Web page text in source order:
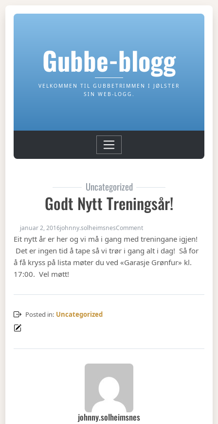
Gubbe-blogg
VELKOMMEN TIL GUBBETRIMMEN I JØLSTER
SIN WEB-LOGG.
Uncategorized
Godt Nytt Treningsår!
januar 2, 2016johnny.solheimsnesCommenton Godt nytt treningsår!
Eit nytt år er her og vi må i gang med treningane igjen!
Det er ingen tid å tape så vi trør i gang alt i dag! Så for
å få kryss på lista møter du ved «Garasje Grønfur» kl.
17:00. Vel møtt!
Posted in: Uncategorized
johnny.solheimsnes